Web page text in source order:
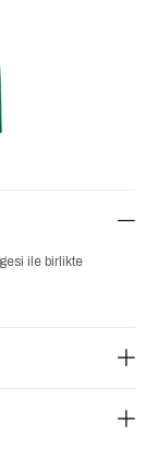
ile birlikte